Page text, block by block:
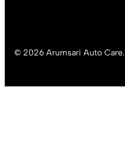
© 2026 Arumsari Auto Care.